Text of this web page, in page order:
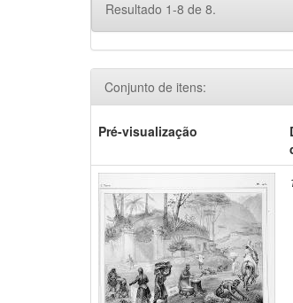
Resultado 1-8 de 8.
Conjunto de itens:
Pré-visualização